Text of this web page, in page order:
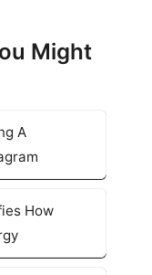
Might
A
How